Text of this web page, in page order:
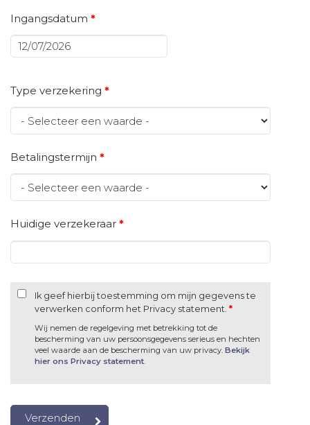
Ingangsdatum *
Datum
Type verzekering *
Betalingstermijn *
Huidige verzekeraar *
Ik geef hierbij toestemming om mijn gegevens te
verwerken conform het Privacy statement. *
Wij nemen de regelgeving met betrekking tot de
bescherming van uw persoonsgegevens serieus en hechten
veel waarde aan de bescherming van uw privacy. Bekijk
hier ons Privacy statement.